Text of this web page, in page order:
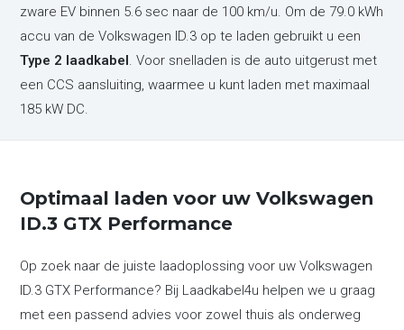
zware EV binnen 5.6 sec naar de 100 km/u. Om de 79.0 kWh
accu van de Volkswagen ID.3 op te laden gebruikt u een
Type 2 laadkabel. Voor snelladen is de auto uitgerust met
een CCS aansluiting, waarmee u kunt laden met maximaal
185 kW DC.
Optimaal laden voor uw Volkswagen
ID.3 GTX Performance
Op zoek naar de juiste laadoplossing voor uw Volkswagen
ID.3 GTX Performance? Bij Laadkabel4u helpen we u graag
met een passend advies voor zowel thuis als onderweg